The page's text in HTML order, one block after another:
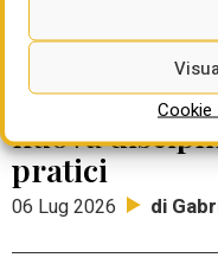
Cookie
Cumulo alla
discendente
Correttivo: il
nuova
pratici
06 Lug 2026 di